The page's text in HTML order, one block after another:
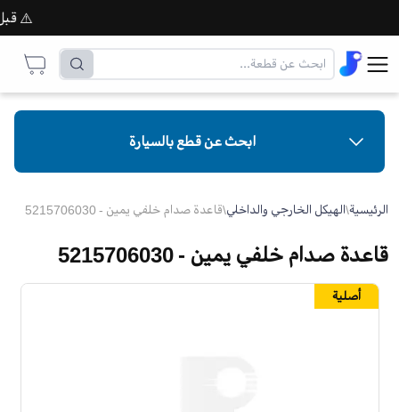
⚠️ قبل
ابحث عن قطع بالسيارة
الرئيسية\الهيكل الخارجي والداخلي\قاعدة صدام خلفي يمين - 5215706030
قاعدة صدام خلفي يمين - 5215706030
أصلية